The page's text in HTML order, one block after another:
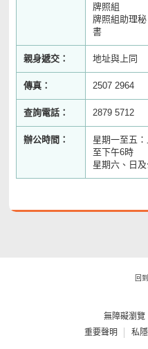
牌照組
牌照組助理秘
書
親身遞交： 地址與上同
傳真： 2507 2964
查詢電話： 2879 5712
辦公時間：
星期一至五
至下午6時
星期六、日
回
無障礙瀏覽
重要聲明
私